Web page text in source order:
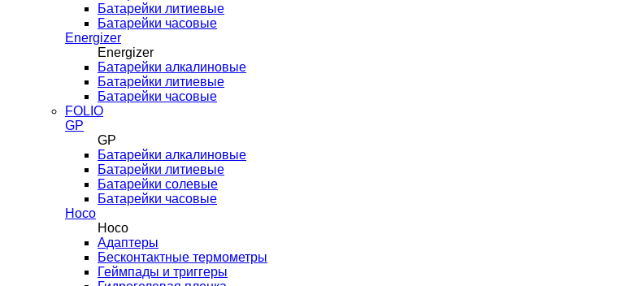
Батарейки литиевые
Батарейки часовые
Energizer
Energizer
Батарейки алкалиновые
Батарейки литиевые
Батарейки часовые
FOLIO
GP
GP
Батарейки алкалиновые
Батарейки литиевые
Батарейки солевые
Батарейки часовые
Hoco
Hoco
Адаптеры
Бесконтактные термометры
Геймпады и триггеры